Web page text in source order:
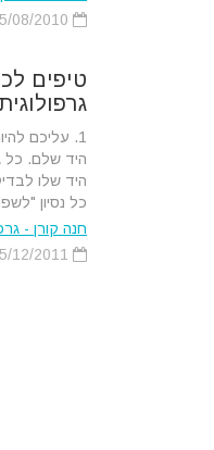
טיפים
גרפולוגית
1. עליכם
היד שלם. כל
היד שלו
כל נסיון
חנה קורן -